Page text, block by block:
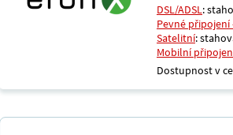
DSL/ADSL:
Pevné
Satelitní:
Mobilní
Dostupnost v